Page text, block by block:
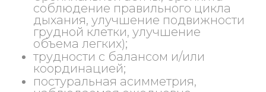
соблюдение правильного цикла
дыхания, улучшение подвижности
грудной клетки, улучшение
объема легких);
трудности с балансом и/или
координацией;
постуральная асимметрия,